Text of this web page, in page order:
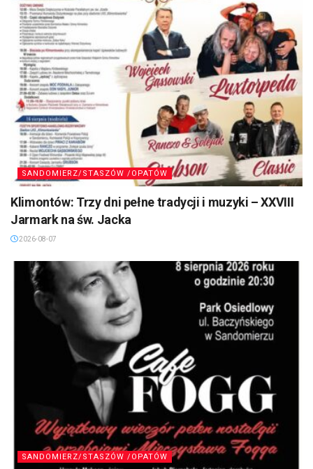
SANDOMIERZ/STASZÓW /OPATÓW
Klimontów: Trzy dni pełne tradycji i muzyki – XXVIII
Jarmark na św. Jacka
2026-08-07
SANDOMIERZ/STASZÓW /OPATÓW